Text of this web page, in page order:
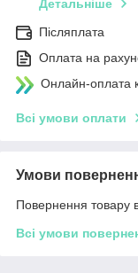
Детальніше
Післяплата
Оплата на
Онлайн-оплата
Всі умови оплати
Умови
Повернення товару
Всі умови